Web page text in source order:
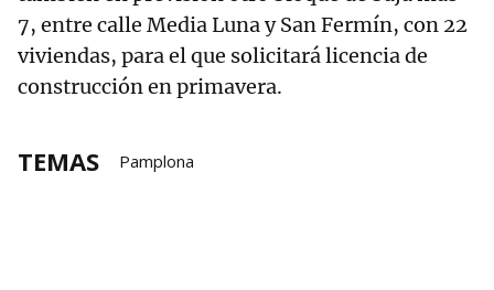
7, entre calle Media Luna y San Fermín, con 22
viviendas, para el que solicitará licencia de
construcción en primavera.
TEMAS Pamplona